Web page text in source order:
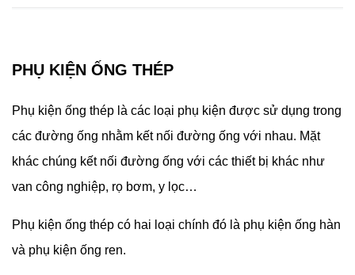
PHỤ KIỆN ỐNG THÉP
Phụ kiện ống thép là các loại phụ kiện được sử dụng trong
các đường ống nhằm kết nối đường ống với nhau. Mặt
khác chúng kết nối đường ống với các thiết bị khác như
van công nghiệp, rọ bơm, y lọc…
Phụ kiện ống thép có hai loại chính đó là phụ kiện ống hàn
và phụ kiện ống ren.